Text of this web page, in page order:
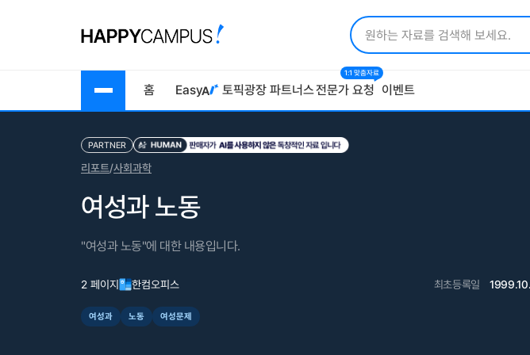
홈 Easy 토픽광장 파트너스전문가 요청
1:1 맞춤자료
이벤트
PARTNER
리포트/사회과학
여성과 노동
"여성과 노동"에 대한 내용입니다.
2 페이지 한컴오피스 최초등록일
여성과 노동 여성문제